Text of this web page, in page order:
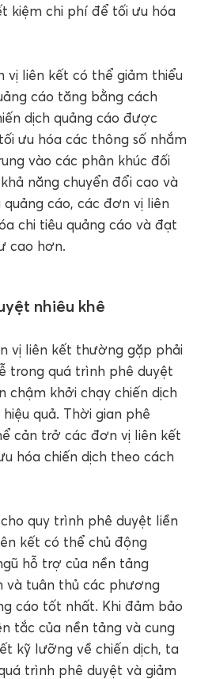
kiệm chi phí để tối ưu hóa
vị liên kết có thể giảm thiểu
cáo tăng bằng cách
dịch quảng cáo được
ưu hóa các thông số nhắm
vào các phân khúc đối
năng chuyển đổi cao và
cáo, các đơn vị liên
chi tiêu quảng cáo và đạt
cao hơn.
nhiêu khê
vị liên kết thường gặp phải
trong quá trình phê duyệt
chậm khởi chạy chiến dịch
quả. Thời gian phê
cản trở các đơn vị liên kết
hóa chiến dịch theo cách
quy trình phê duyệt liền
kết có thể chủ động
hỗ trợ của nền tảng
và tuân thủ các phương
cáo tốt nhất. Khi đảm bảo
tắc của nền tảng và cung
kỹ lưỡng về chiến dịch, ta
trình phê duyệt và giảm